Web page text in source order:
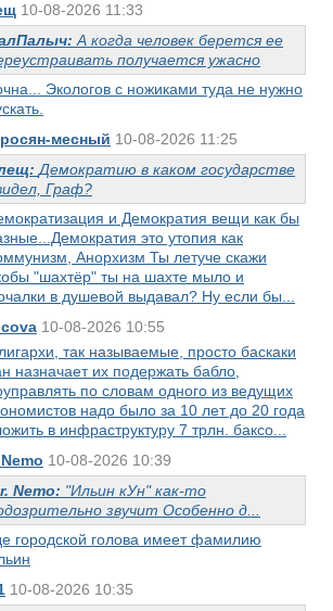
10-08-2026 11:33
А когда человек берется ее
получается ужасно
Экологов с ножиками туда не нужно
месный 10-08-2026 11:25
Демократию в каком государстве
Граф?
и Демократия вещи как бы
это утопия как
Анорхизм Ты летуче скажи
"шахтёр" ты на шахте мыло и
в душевой выдавал? Ну если бы...
10-08-2026 10:55
так называемые, просто баскаки
назначает их подержать бабло,
по словам одного из ведущих
надо было за 10 лет до 20 года
в инфраструктуру 7 трлн. баксо...
10-08-2026 10:39
Nemo: "Ильин кУн" как-то
звучит Особенно д...
городской голова имеет фамилию
10-08-2026 10:35